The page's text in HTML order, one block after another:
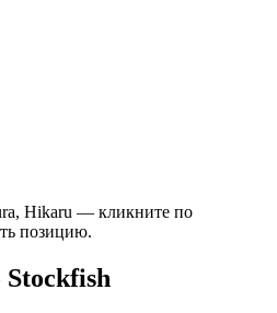
Hikaru — кликните по
позицию.
Stockfish